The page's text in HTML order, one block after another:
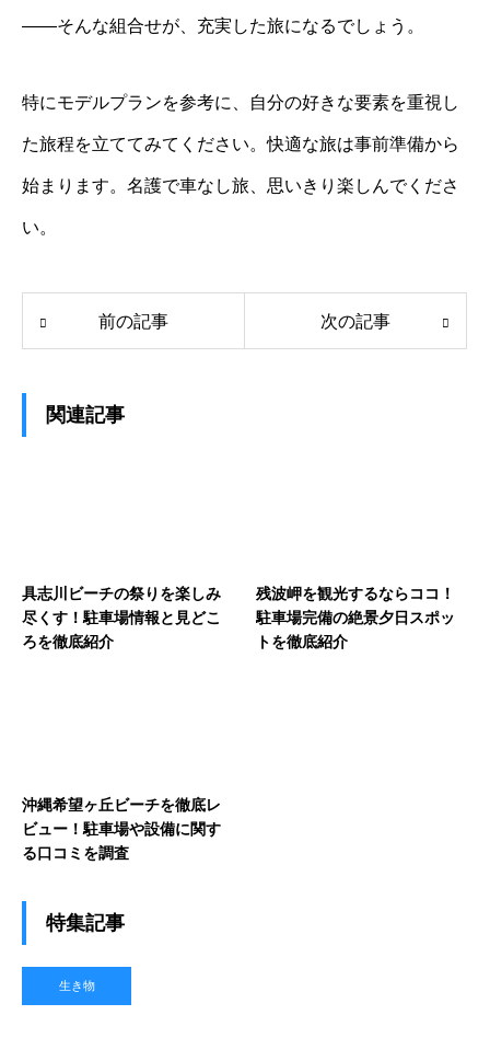
――そんな組合せが、充実した旅になるでしょう。
特にモデルプランを参考に、自分の好きな要素を重視し
た旅程を立ててみてください。快適な旅は事前準備から
始まります。名護で車なし旅、思いきり楽しんでくださ
い。
前の記事 次の記事
関連記事
具志川ビーチの祭りを楽しみ
尽くす！駐車場情報と見どこ
ろを徹底紹介
残波岬を観光するならココ！
駐車場完備の絶景夕日スポッ
トを徹底紹介
沖縄希望ヶ丘ビーチを徹底レ
ビュー！駐車場や設備に関す
る口コミを調査
特集記事
生き物